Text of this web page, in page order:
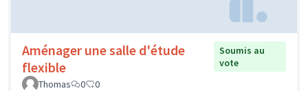
Aménager une salle d'étude
flexible
Soumis au
vote
Thomas
0 0